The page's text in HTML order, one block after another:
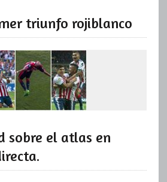
triunfo rojiblanco
sobre el atlas en